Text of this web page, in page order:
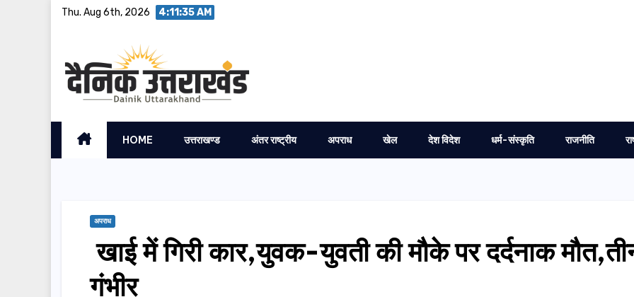
Thu. Aug 6th, 2026 4:11:36 AM
HOME उत्तराखण्ड अंतर राष्ट्रीय अपराध खेल देश विदेश धर्म-संस्कृति राजनीति
अपराध
खाई में गिरी कार,युवक-युवती की मौके पर दर्दनाक
गंभीर